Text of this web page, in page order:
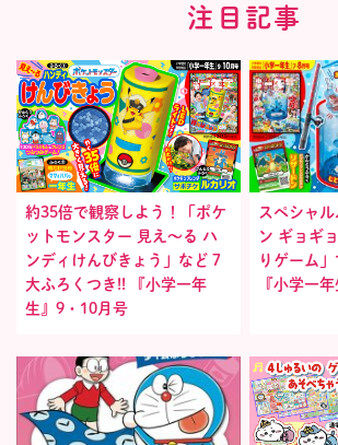
注目記事
約35倍で観察しよう！「ポケ
ットモンスター 見え〜る ハ
ンディけんびきょう」など７
大ふろくつき!! 『小学一年
生』9・10月号
スペシャ
ン ギョギ
りゲーム
『小学一